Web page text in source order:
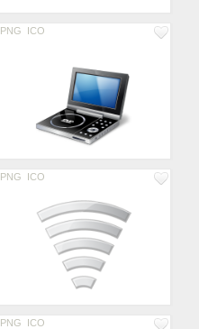
PNG ICO
PNG ICO
PNG ICO